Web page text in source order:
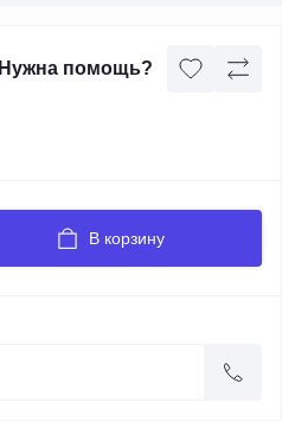
Нужна помощь?
В корзину